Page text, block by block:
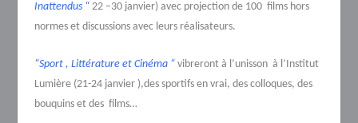
Inattendus “ 22 –30 janvier) avec projection de 100 films hors
normes et discussions avec leurs réalisateurs.
“Sport , Littérature et Cinéma “ vibreront à l’unisson à l’Institut
Lumière (21-24 janvier ),des sportifs en vrai, des colloques, des
bouquins et des films…